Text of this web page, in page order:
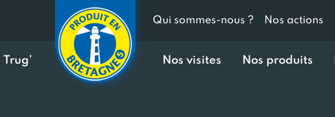
Qui sommes-nous ? Nos actions
Trug’ Nos visites Nos produits